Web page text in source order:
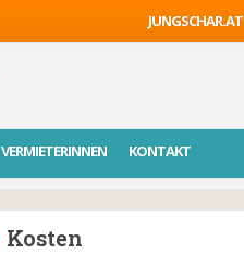
JUNGSCHAR.AT
VERMIETERINNEN KONTAKT
Kosten